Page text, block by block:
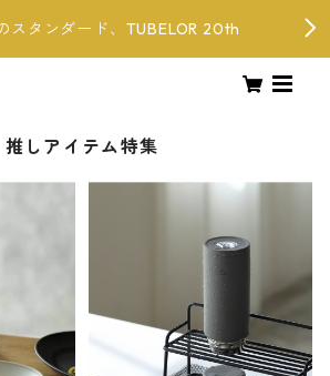
スタンダード、TUBELOR 20th
推しアイテム特集